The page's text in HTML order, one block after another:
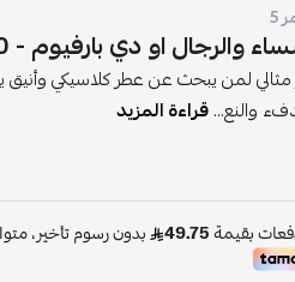
5
والرجال او دي بارفيوم - 100 مل
لمن يبحث عن عطر كلاسيكي
والنع...قراءة المزيد